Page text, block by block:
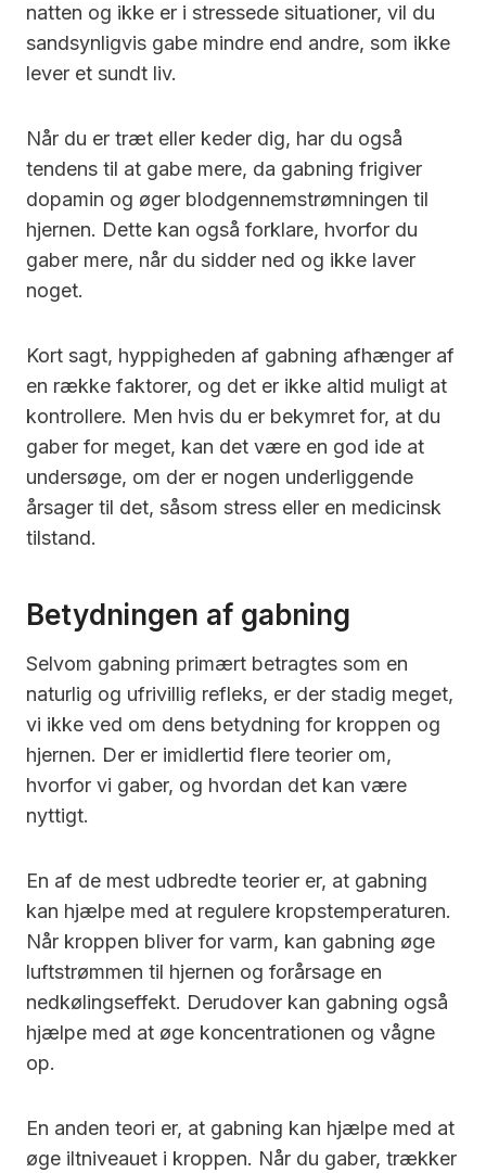
natten og ikke er i stressede situationer, vil du
sandsynligvis gabe mindre end andre, som ikke
lever et sundt liv.
Når du er træt eller keder dig, har du også
tendens til at gabe mere, da gabning frigiver
dopamin og øger blodgennemstrømningen til
hjernen. Dette kan også forklare, hvorfor du
gaber mere, når du sidder ned og ikke laver
noget.
Kort sagt, hyppigheden af gabning afhænger af
en række faktorer, og det er ikke altid muligt at
kontrollere. Men hvis du er bekymret for, at du
gaber for meget, kan det være en god ide at
undersøge, om der er nogen underliggende
årsager til det, såsom stress eller en medicinsk
tilstand.
Betydningen af gabning
Selvom gabning primært betragtes som en
naturlig og ufrivillig refleks, er der stadig meget,
vi ikke ved om dens betydning for kroppen og
hjernen. Der er imidlertid flere teorier om,
hvorfor vi gaber, og hvordan det kan være
nyttigt.
En af de mest udbredte teorier er, at gabning
kan hjælpe med at regulere kropstemperaturen.
Når kroppen bliver for varm, kan gabning øge
luftstrømmen til hjernen og forårsage en
nedkølingseffekt. Derudover kan gabning også
hjælpe med at øge koncentrationen og vågne
op.
En anden teori er, at gabning kan hjælpe med at
øge iltniveauet i kroppen. Når du gaber, trækker